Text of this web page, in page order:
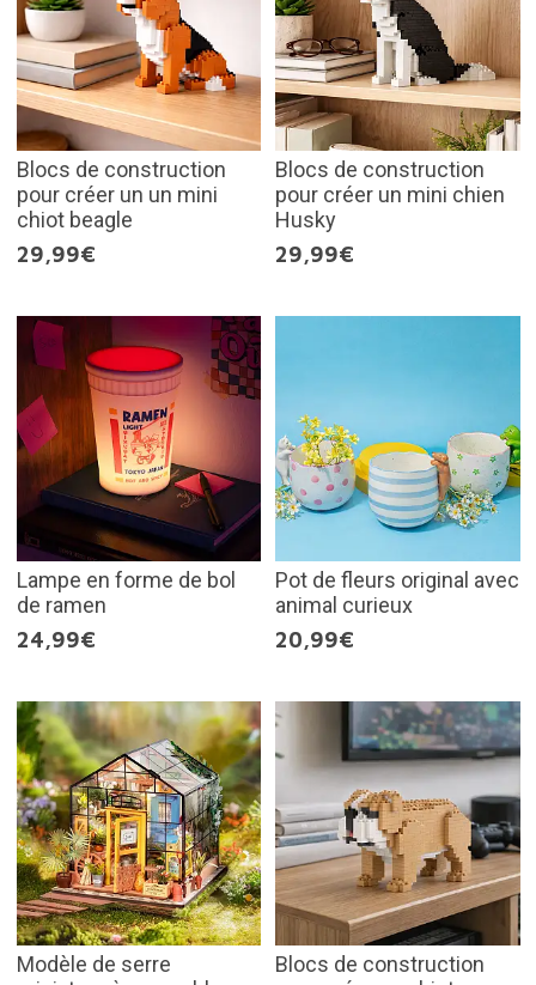
Blocs de construction
pour créer un un mini
chiot beagle
29,99€
Blocs de construction
pour créer un mini chien
Husky
29,99€
Lampe en forme de bol
de ramen
24,99€
Pot de fleurs original avec
animal curieux
20,99€
Modèle de serre
Blocs de construction